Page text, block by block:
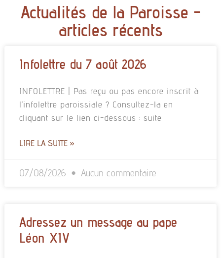
Actualités de la Paroisse -
articles récents
Infolettre du 7 août 2026
INFOLETTRE | Pas reçu ou pas encore inscrit à
l’infolettre paroissiale ? Consultez-la en
cliquant sur le lien ci-dessous : suite
LIRE LA SUITE »
07/08/2026 Aucun commentaire
Adressez un message au pape
Léon XIV